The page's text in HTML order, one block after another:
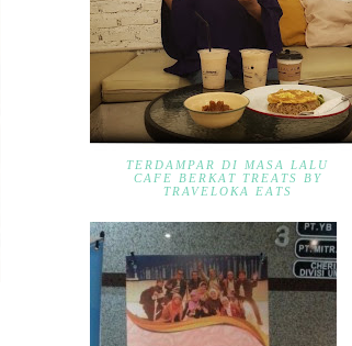
TERDAMPAR DI MASA LALU
CAFE BERKAT TREATS BY
TRAVELOKA EATS